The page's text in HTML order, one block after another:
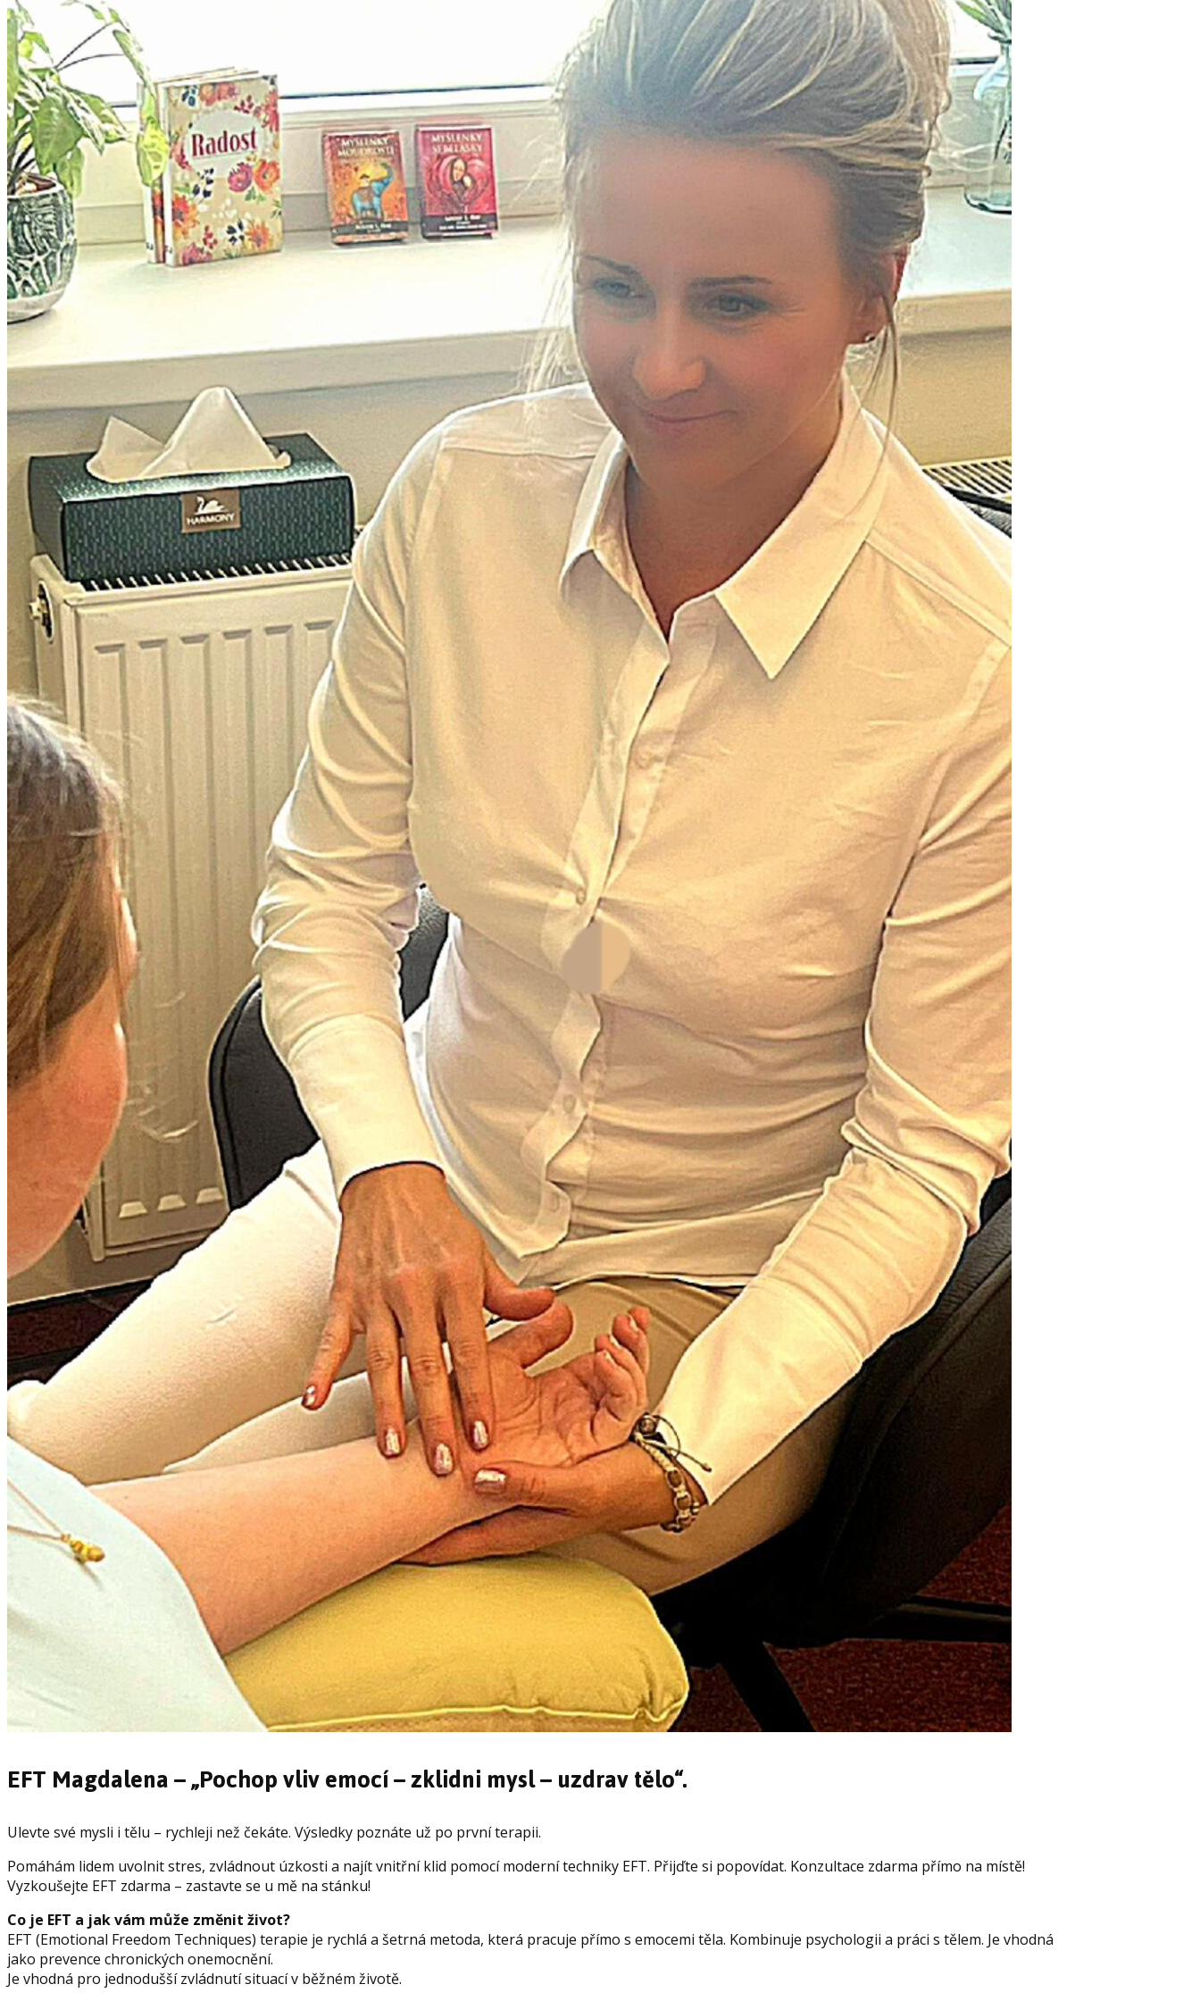
EFT Magdalena – „Pochop vliv emocí – zklidni mysl – uzdrav tělo“.
Ulevte své mysli i tělu – rychleji než čekáte. Výsledky poznáte už po první terapii.
Pomáhám lidem uvolnit stres, zvládnout úzkosti a najít vnitřní klid pomocí moderní techniky EFT. Přijďte si popovídat. Konzultace zdarma přímo na místě!
Vyzkoušejte EFT zdarma – zastavte se u mě na stánku!
Co je EFT a jak vám může změnit život?
EFT (Emotional Freedom Techniques) terapie je rychlá a šetrná metoda, která pracuje přímo s emocemi těla. Kombinuje psychologii a práci s tělem. Je vhodná
jako prevence chronických onemocnění.
Je vhodná pro jednodušší zvládnutí situací v běžném životě.